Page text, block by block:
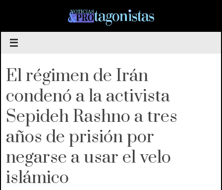
contenido
El régimen de Irán
condenó a la activista
Sepideh Rashno a tres
años de prisión por
negarse a usar el velo
islámico